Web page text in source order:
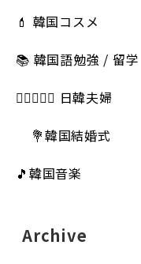
💄 韓国コスメ
📚 韓国語勉強 / 留学
👩🏻‍❤️‍👨🏻 日韓夫婦
💐韓国結婚式
🎵韓国音楽
Archive